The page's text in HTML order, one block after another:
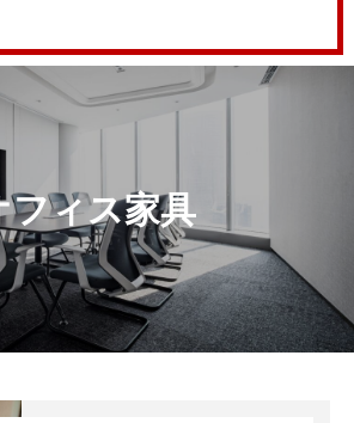
フィス家具